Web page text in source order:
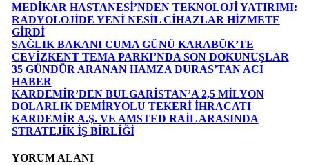
MEDİKAR HASTANESİ’NDEN TEKNOLOJİ YATIRIMI:
RADYOLOJİDE YENİ NESİL CİHAZLAR HİZMETE
GİRDİ
SAĞLIK BAKANI CUMA GÜNÜ KARABÜK’TE
CEVİZKENT TEMA PARKI’NDA SON DOKUNUŞLAR
35 GÜNDÜR ARANAN HAMZA DURAS’TAN ACI
HABER
KARDEMİR’DEN BULGARİSTAN’A 2,5 MİLYON
DOLARLIK DEMİRYOLU TEKERİ İHRACATI
KARDEMİR A.Ş. VE AMSTED RAİL ARASINDA
STRATEJİK İŞ BİRLİĞİ
YORUM ALANI